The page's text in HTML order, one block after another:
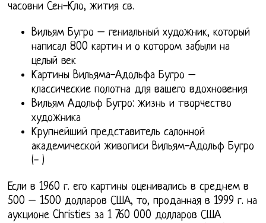
часовни Сен-Кло, жития св.
Вильям Бугро – гениальный художник, который
написал 800 картин и о котором забыли на
целый век
Картины Вильяма-Адольфа Бугро –
классические полотна для вашего вдохновения
Вильям Адольф Бугро: жизнь и творчество
художника
Крупнейший представитель салонной
академической живописи Вильям-Адольф Бугро
(- )
Если в 1960 г. его картины оценивались в среднем в
500 – 1500 долларов США, то, проданная в 1999 г. на
аукционе Christies за 1 760 000 долларов США